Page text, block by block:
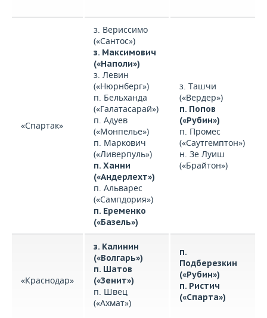
«Спартак»
з. Вериссимо
(«Сантос»)
з. Максимович
(«Наполи»)
з. Левин
(«Нюрнберг»)
п. Бельханда
(«Галатасарай»)
п. Адуев
(«Монпелье»)
п. Маркович
(«Ливерпуль»)
п. Ханни
(«Андерлехт»)
п. Альварес
(«Сампдория»)
п. Еременко
(«Базель»)
з. Ташчи
(«Вердер»)
п. Попов
(«Рубин»)
п. Промес
(«Саутгемптон»)
н. Зе Луиш
(«Брайтон»)
«Краснодар»
з. Калинин
(«Волгарь»)
п. Шатов
(«Зенит»)
п. Швец
(«Ахмат»)
п.
Подберезкин
(«Рубин»)
п. Ристич
(«Спарта»)